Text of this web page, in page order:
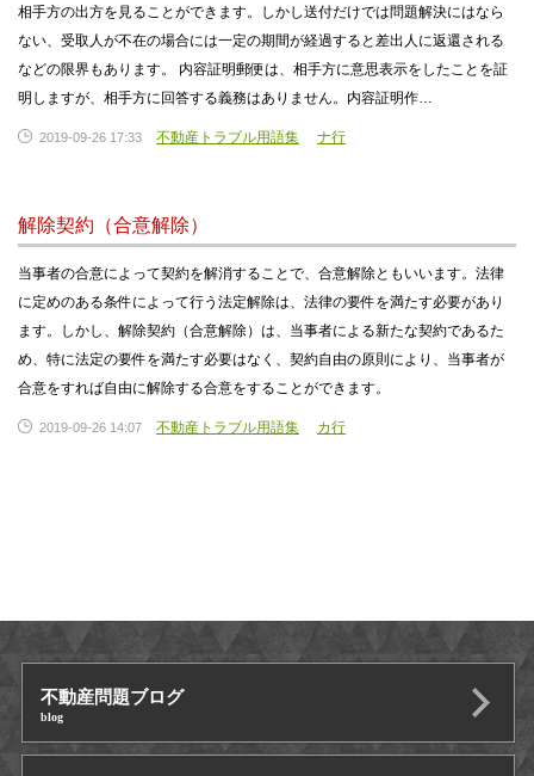
相手方の出方を見ることができます。しかし送付だけでは問題解決にはなら
ない、受取人が不在の場合には一定の期間が経過すると差出人に返還される
などの限界もあります。 内容証明郵便は、相手方に意思表示をしたことを証
明しますが、相手方に回答する義務はありません。内容証明作…
2019-09-26 17:33 不動産トラブル用語集 ナ行
解除契約（合意解除）
当事者の合意によって契約を解消することで、合意解除ともいいます。法律
に定めのある条件によって行う法定解除は、法律の要件を満たす必要があり
ます。しかし、解除契約（合意解除）は、当事者による新たな契約であるた
め、特に法定の要件を満たす必要はなく、契約自由の原則により、当事者が
合意をすれば自由に解除する合意をすることができます。
2019-09-26 14:07 不動産トラブル用語集 カ行
不動産問題ブログ
blog